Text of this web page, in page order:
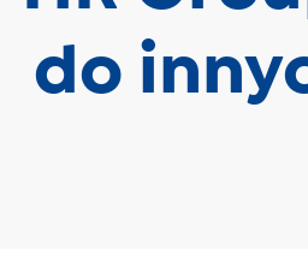
do